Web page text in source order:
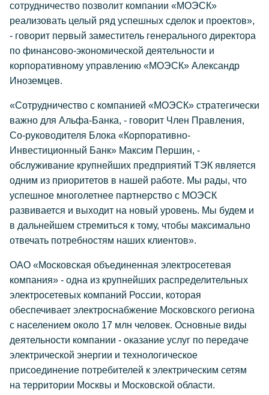
сотрудничество позволит компании «МОЭСК»
реализовать целый ряд успешных сделок и проектов»,
- говорит первый заместитель генерального директора
по финансово-экономической деятельности и
корпоративному управлению «МОЭСК» Александр
Иноземцев.
«Сотрудничество с компанией «МОЭСК» стратегически
важно для Альфа-Банка, - говорит Член Правления,
Со-руководителя Блока «Корпоративно-
Инвестиционный Банк» Максим Першин, -
обслуживание крупнейших предприятий ТЭК является
одним из приоритетов в нашей работе. Мы рады, что
успешное многолетнее партнерство с МОЭСК
развивается и выходит на новый уровень. Мы будем и
в дальнейшем стремиться к тому, чтобы максимально
отвечать потребностям наших клиентов».
ОАО «Московская объединенная электросетевая
компания» - одна из крупнейших распределительных
электросетевых компаний России, которая
обеспечивает электроснабжение Московского региона
с населением около 17 млн человек. Основные виды
деятельности компании - оказание услуг по передаче
электрической энергии и технологическое
присоединение потребителей к электрическим сетям
на территории Москвы и Московской области.